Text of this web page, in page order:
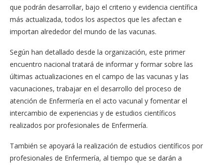
que podrán desarrollar, bajo el criterio y evidencia científica
más actualizada, todos los aspectos que les afectan e
importan alrededor del mundo de las vacunas.
Según han detallado desde la organización, este primer
encuentro nacional tratará de informar y formar sobre las
últimas actualizaciones en el campo de las vacunas y las
vacunaciones, trabajar en el desarrollo del proceso de
atención de Enfermería en el acto vacunal y fomentar el
intercambio de experiencias y de estudios científicos
realizados por profesionales de Enfermería.
También se apoyará la realización de estudios científicos por
profesionales de Enfermería, al tiempo que se darán a